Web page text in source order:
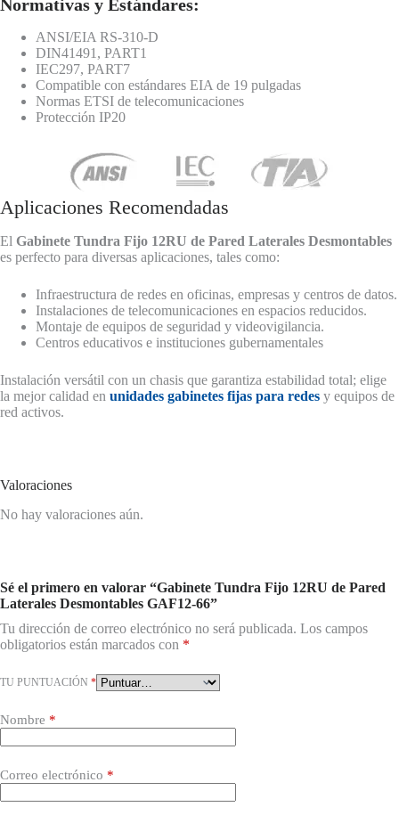
Normativas y Estándares:
ANSI/EIA RS-310-D
DIN41491, PART1
IEC297, PART7
Compatible con estándares EIA de 19 pulgadas
Normas ETSI de telecomunicaciones
Protección IP20
Aplicaciones Recomendadas
El Gabinete Tundra Fijo 12RU de Pared Laterales Desmontables
es perfecto para diversas aplicaciones, tales como:
Infraestructura de redes en oficinas, empresas y centros de datos.
Instalaciones de telecomunicaciones en espacios reducidos.
Montaje de equipos de seguridad y videovigilancia.
Centros educativos e instituciones gubernamentales
Instalación versátil con un chasis que garantiza estabilidad total; elige
la mejor calidad en unidades gabinetes fijas para redes y equipos de
red activos.
Valoraciones
No hay valoraciones aún.
Sé el primero en valorar “Gabinete Tundra Fijo 12RU de Pared
Laterales Desmontables GAF12-66”
Tu dirección de correo electrónico no será publicada. Los campos
obligatorios están marcados con *
TU PUNTUACIÓN *
Nombre *
Correo electrónico *